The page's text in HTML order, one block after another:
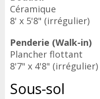
Céramique
8' x 5'8" (irrégulier)
Penderie (Walk-in)
Plancher flottant
8'7" x 4'8" (irrégulier)
Sous-sol